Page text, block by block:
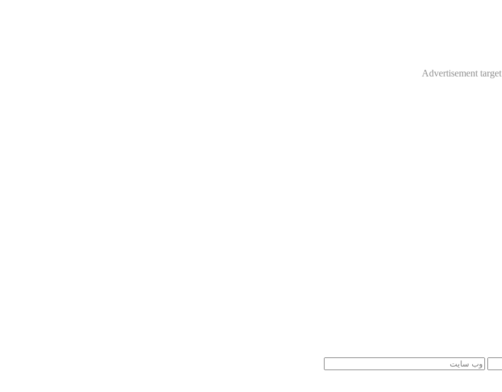
Advertisement target